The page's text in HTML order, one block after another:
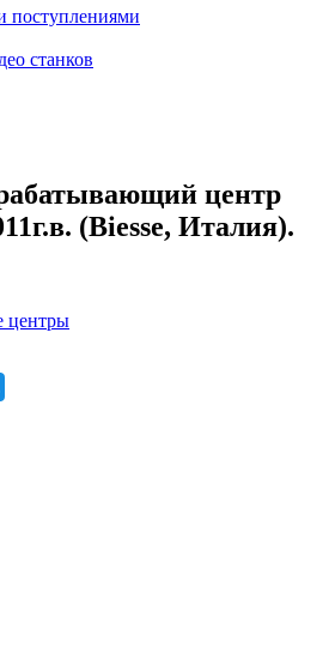
поступлениями
станков
центр
(Biesse, Италия).
центры